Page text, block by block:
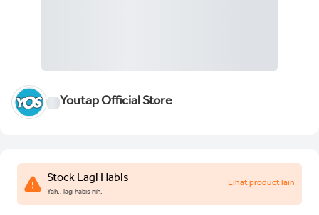
Youtap Official Store
Stock Lagi Habis
Yah.. lagi habis nih.
Lihat product lain